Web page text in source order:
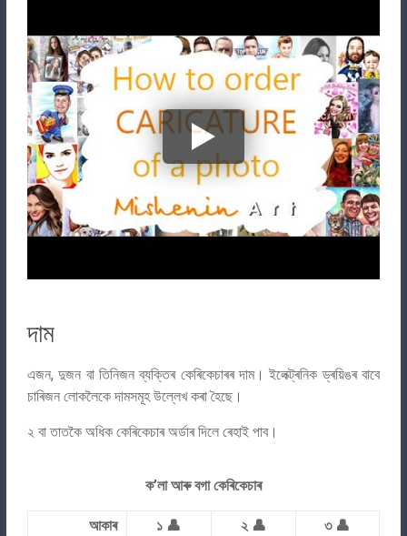
দাম
এজন, দুজন বা তিনিজন ব্যক্তিৰ কেৰিকেচাৰৰ দাম। ইলেক্ট্ৰনিক ড্ৰয়িঙৰ বাবে
চাৰিজন লোকলৈকে দামসমূহ উল্লেখ কৰা হৈছে।
২ বা তাতকৈ অধিক কেৰিকেচাৰ অৰ্ডাৰ দিলে ৰেহাই পাব।
ক’লা আৰু বগা কেৰিকেচাৰ
আকাৰ ১ 👤 ২ 👤 ৩ 👤